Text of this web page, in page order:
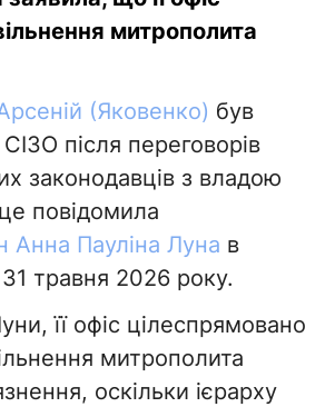
митрополита
(Яковенко) був
СІЗО після переговорів
законодавців з владою
повідомила
Анна Пауліна Луна в
травня 2026 року.
її офіс цілеспрямовано
митрополита
оскільки ієрарху